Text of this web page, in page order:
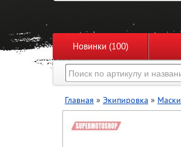
Новинки (100)
Главная » Экипировка » Маски